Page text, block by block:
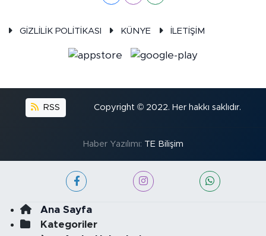
GİZLİLİK POLİTİKASI KÜNYE İLETİŞİM
RSS Copyright © 2022. Her hakkı saklıdır.
Haber Yazılımı: TE Bilişim
Ana Sayfa
Kategoriler